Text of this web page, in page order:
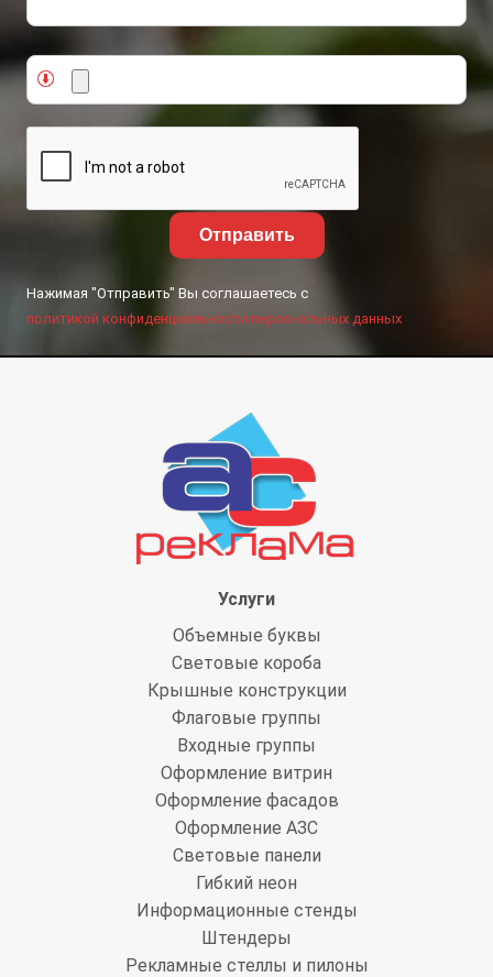
Отправить
Нажимая "Отправить" Вы соглашаетесь с
политикой конфиденциальности персональных данных
Услуги
Объемные буквы
Световые короба
Крышные конструкции
Флаговые группы
Входные группы
Оформление витрин
Оформление фасадов
Оформление АЗС
Световые панели
Гибкий неон
Информационные стенды
Штендеры
Рекламные стеллы и пилоны